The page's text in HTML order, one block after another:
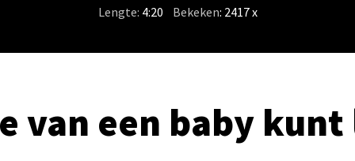
Lengte: 4:20 Bekeken: 2417 x
van een baby